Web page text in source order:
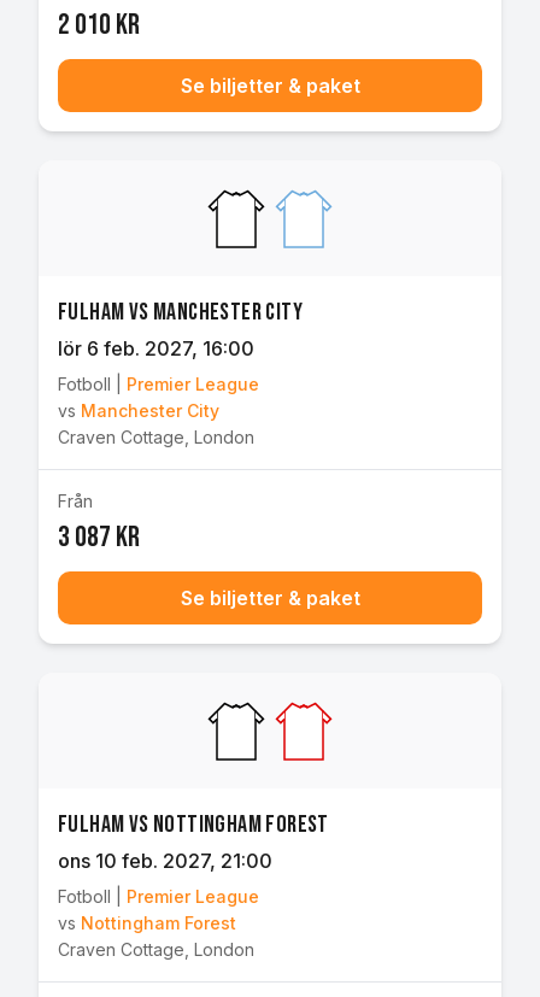
2 010 kr
Se biljetter & paket
Fulham vs Manchester City
lör 6 feb. 2027, 16:00
Fotboll
Premier League
vs Manchester City
Craven Cottage London
Från
3 087 kr
Se biljetter & paket
Fulham vs Nottingham Forest
ons 10 feb. 2027, 21:00
Fotboll
Premier League
vs Nottingham Forest
Craven Cottage London